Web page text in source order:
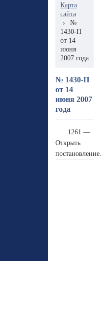
Карта
сайта
›
№
1430-П
от 14
июня
2007 года
№ 1430-П
от 14
июня 2007
года
1261 —
Открыть